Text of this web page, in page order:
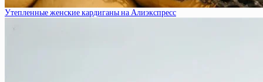
Утепленные женские кардиганы на Алиэкспресс